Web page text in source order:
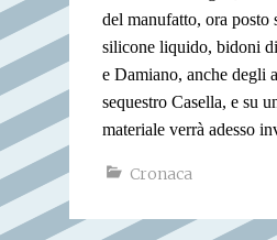
del manufatto, ora posto
silicone liquido, bidoni
e Damiano, anche degli
sequestro Casella, e su
materiale verrà adesso
Cronaca